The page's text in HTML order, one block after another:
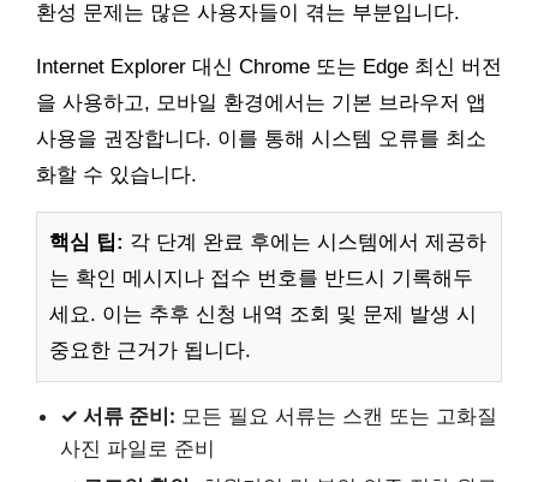
환성 문제는 많은 사용자들이 겪는 부분입니다.
Internet Explorer 대신 Chrome 또는 Edge 최신 버전
을 사용하고, 모바일 환경에서는 기본 브라우저 앱
사용을 권장합니다. 이를 통해 시스템 오류를 최소
화할 수 있습니다.
핵심 팁: 각 단계 완료 후에는 시스템에서 제공하
는 확인 메시지나 접수 번호를 반드시 기록해두
세요. 이는 추후 신청 내역 조회 및 문제 발생 시
중요한 근거가 됩니다.
✓ 서류 준비: 모든 필요 서류는 스캔 또는 고화질
사진 파일로 준비